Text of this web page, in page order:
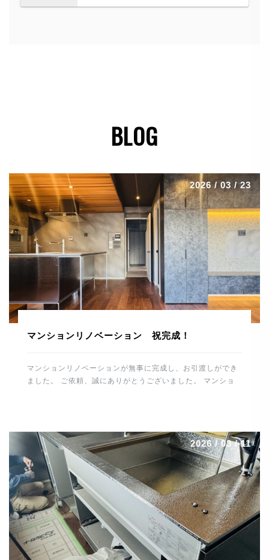
BLOG
2026 / 03 / 23
マンションリノベーション 祝完成！
マンションリノベーションが無事に完成し、お引渡しができ
ました。 ご依頼、誠にありがとうございました。 マンショ
ありがとうございました。 河野電建 代表取締役 河野晋也
2026 / 03 / 11